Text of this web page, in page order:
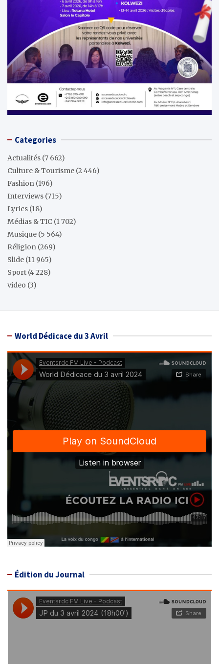
Categories
Actualités (7 662)
Culture & Tourisme (2 446)
Fashion (196)
Interviews (715)
Lyrics (18)
Médias & TIC (1 702)
Musique (5 564)
Réligion (269)
Slide (11 965)
Sport (4 228)
video (3)
World Dédicace du 3 Avril
Édition du Journal